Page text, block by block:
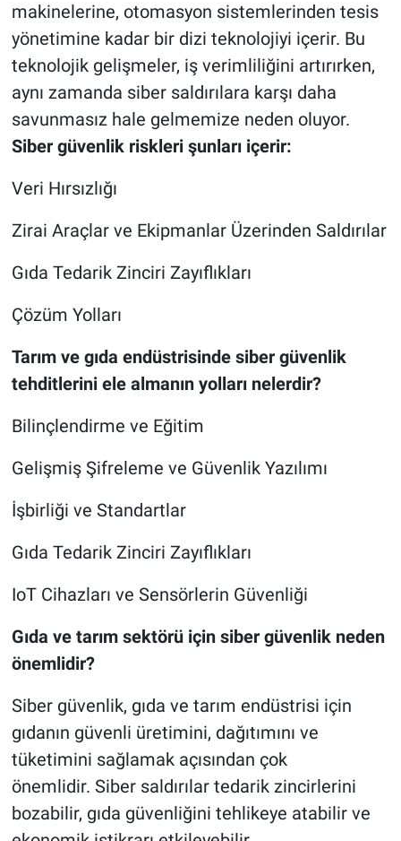
makinelerine, otomasyon sistemlerinden tesis
yönetimine kadar bir dizi teknolojiyi içerir. Bu
teknolojik gelişmeler, iş verimliliğini artırırken,
aynı zamanda siber saldırılara karşı daha
savunmasız hale gelmemize neden oluyor.
Siber güvenlik riskleri şunları içerir:
Veri Hırsızlığı
Zirai Araçlar ve Ekipmanlar Üzerinden Saldırılar
Gıda Tedarik Zinciri Zayıflıkları
Çözüm Yolları
Tarım ve gıda endüstrisinde siber güvenlik
tehditlerini ele almanın yolları nelerdir?
Bilinçlendirme ve Eğitim
Gelişmiş Şifreleme ve Güvenlik Yazılımı
İşbirliği ve Standartlar
Gıda Tedarik Zinciri Zayıflıkları
IoT Cihazları ve Sensörlerin Güvenliği
Gıda ve tarım sektörü için siber güvenlik neden
önemlidir?
Siber güvenlik, gıda ve tarım endüstrisi için
gıdanın güvenli üretimini, dağıtımını ve
tüketimini sağlamak açısından çok
önemlidir. Siber saldırılar tedarik zincirlerini
bozabilir, gıda güvenliğini tehlikeye atabilir ve